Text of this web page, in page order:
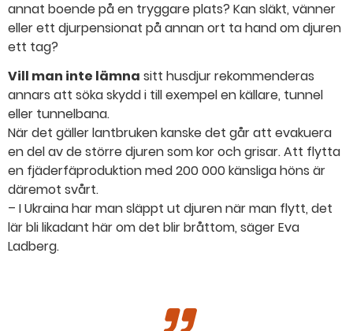
annat boende på en tryggare plats? Kan släkt, vänner
eller ett djurpensionat på annan ort ta hand om djuren
ett tag?
Vill man inte lämna sitt husdjur rekommenderas
annars att söka skydd i till exempel en källare, tunnel
eller tunnelbana.
När det gäller lantbruken kanske det går att evakuera
en del av de större djuren som kor och grisar. Att flytta
en fjäderfäproduktion med 200 000 känsliga höns är
däremot svårt.
– I Ukraina har man släppt ut djuren när man flytt, det
lär bli likadant här om det blir bråttom, säger Eva
Ladberg.